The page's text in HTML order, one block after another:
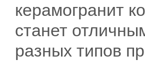
керамогранит
станет
разных типов